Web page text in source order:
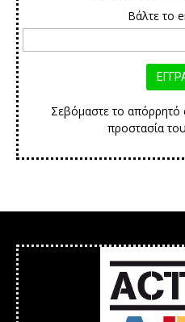
Βάλτε το
Σεβόμαστε το απόρρητό
προστασία